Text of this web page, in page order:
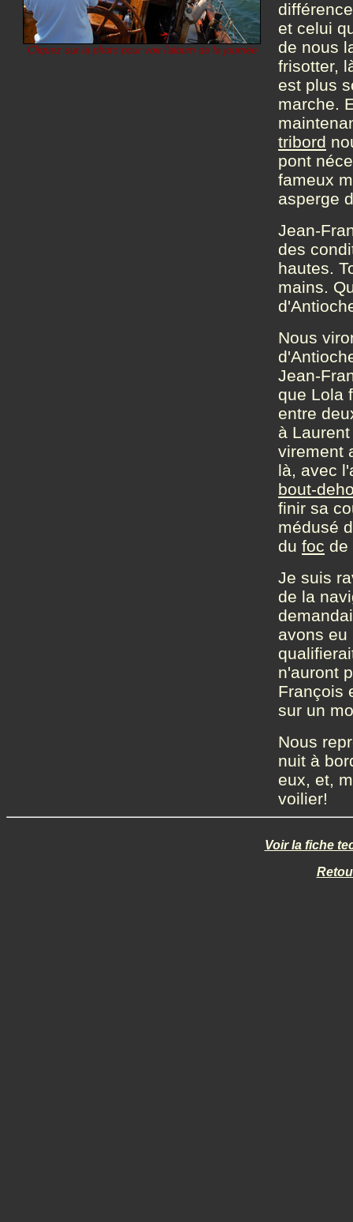
Cliquez sur la photo pour voir l'album de la journée
et celui
de nous
frisotter,
est plus
marche.
tribord
pont
fameux
asperge
Jean-
des
hautes.
mains.
Nous
Jean-
que Lola
entre
à
virement
là, avec
bout-
finir sa
médusé
du foc de
Je suis
de la
avons eu
n'auront
François
sur un
Nous
nuit à
eux, et,
voilier!
Voir la fiche